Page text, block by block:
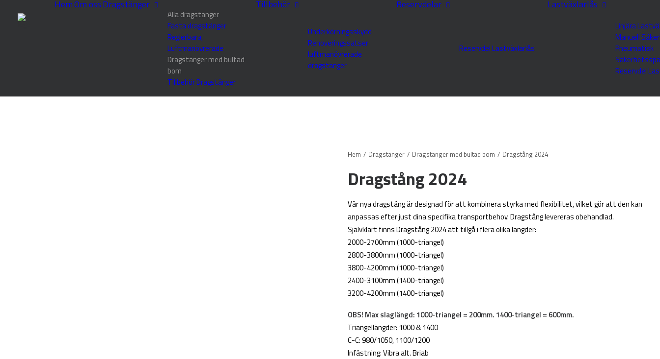
HemOm ossDragstänger
Alla dragstänger
Fasta dragstänger
Reglerbara,
Luftmanövrerade
Dragstänger med bultad
bom
Tillbehör Dragstänger
Tillbehör
Underkörningsskydd
Renoveringssatser
luftmanövrerade
dragstänger
Reservdelar
Reservdel Lastväxlarlås
Lastväxlarlås
Linjära
Manuell
Pneumatisk
Reservdel
Hem Dragstänger Dragstänger med bultad bom Dragstång 2024
Dragstång 2024
Vår nya dragstång är designad för att kombinera styrka med flexibilitet, vilket gör att den kan
anpassas efter just dina specifika transportbehov. Dragstång levereras obehandlad.
Självklart finns Dragstång 2024 att tillgå i flera olika längder:
2000-2700mm (1000-triangel)
2800-3800mm (1000-triangel)
3800-4200mm (1000-triangel)
2400-3100mm (1400-triangel)
3200-4200mm (1400-triangel)
OBS! Max slaglängd: 1000-triangel = 200mm. 1400-triangel = 600mm.
Triangellängder: 1000 & 1400
C-C: 980/1050, 1100/1200
Infästning: Vibra alt. Briab